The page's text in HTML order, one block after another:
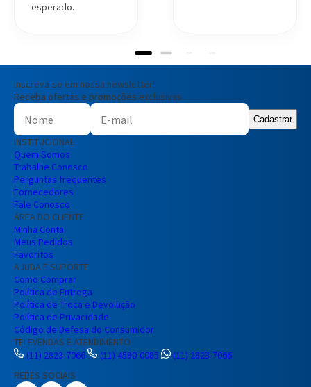
esperado.
Inscreva-se em nossa newsletter!
Receba ofertas e promoções exclusivas
Cadastrar
INSTITUCIONAL
Quem Somos
Trabalhe Conosco
Perguntas frequentes
Fornecedores
Fale Conosco
ÁREA DO CLIENTE
Minha Conta
Meus Pedidos
Favoritos
AJUDA E SUPORTE
Como Comprar
Política de Entrega
Política de Troca e Devolução
Política de Privacidade
Código de Defesa do Consumidor
TELEVENDAS E ATENDIMENTO
(11) 2823-7066
(11) 4580-0085
(11) 2823-7066
REDES SOCIAIS